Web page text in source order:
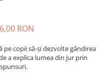
RON
pe copii să-și dezvolte gândirea
a explica lumea din jur prin